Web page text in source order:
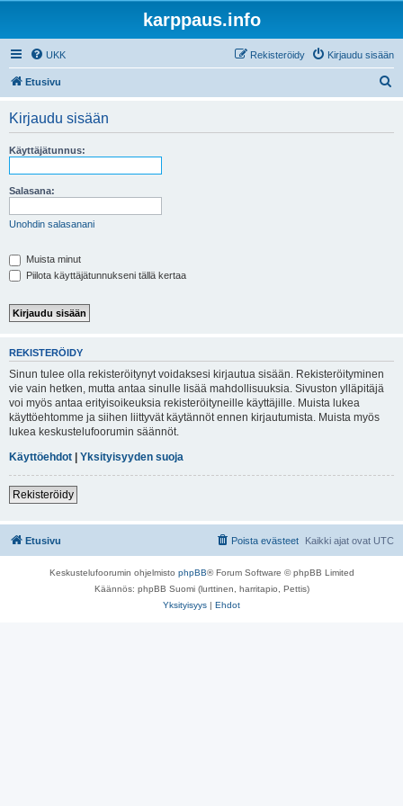
karppaus.info
UKK Kirjaudu sisään
Rekisteröidy
Etusivu
Kirjaudu sisään
Käyttäjätunnus:
Salasana:
Unohdin salasanani
Muista minut
Piilota käyttäjätunnukseni tällä kertaa
REKISTERÖIDY
Sinun tulee olla rekisteröitynyt voidaksesi kirjautua sisään. Rekisteröityminen
vie vain hetken, mutta antaa sinulle lisää mahdollisuuksia. Sivuston ylläpitäjä
voi myös antaa erityisoikeuksia rekisteröityneille käyttäjille. Muista lukea
käyttöehtomme ja siihen liittyvät käytännöt ennen kirjautumista. Muista myös
lukea keskustelufoorumin säännöt.
Käyttöehdot | Yksityisyyden suoja
Rekisteröidy
Etusivu Kaikki ajat ovat UTC
Poista evästeet
Keskustelufoorumin ohjelmisto phpBB® Forum Software © phpBB Limited
Käännös: phpBB Suomi (lurttinen, harritapio, Pettis)
Yksityisyys | Ehdot